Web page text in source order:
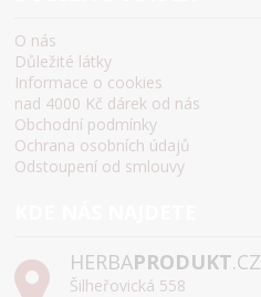
O nás
Důležité látky
Informace o cookies
nad 4000 Kč dárek od nás
Obchodní podmínky
Ochrana osobních údajů
Odstoupení od smlouvy
HERBAPRODUKT.CZ
Šilheřovická 558